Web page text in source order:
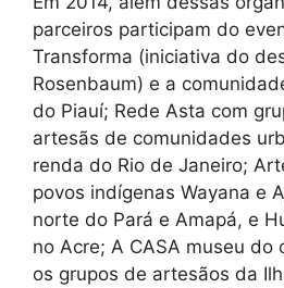
parceiros participam do
Transforma (iniciativa do
Rosenbaum) e a
do Piauí; Rede Asta com
artesãs de comunidades
renda do Rio de Janeiro;
povos indígenas Wayana e
norte do Pará e Amapá, e
no Acre; A CASA museu do
os grupos de artesãos da